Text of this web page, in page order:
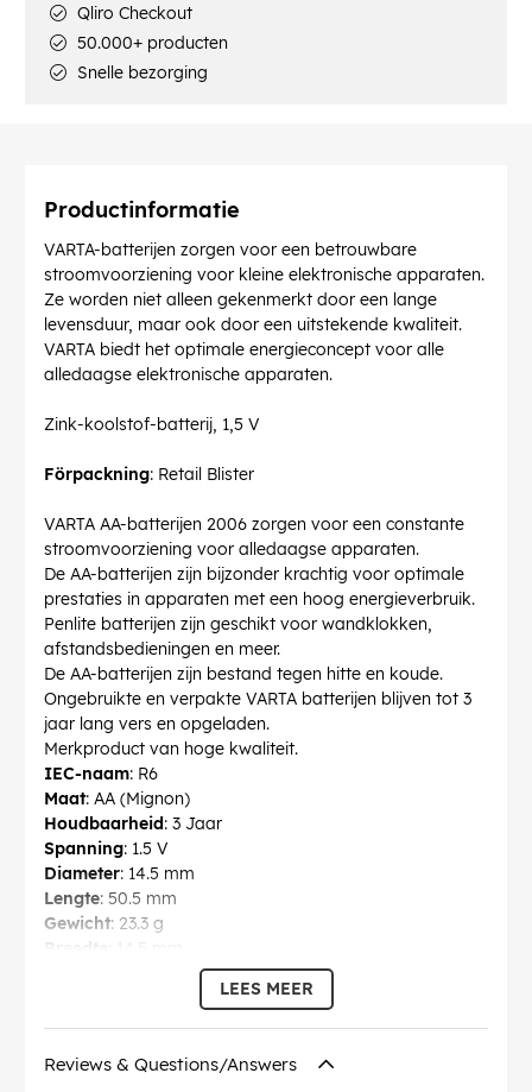
Qliro Checkout
50.000+ producten
Snelle bezorging
Productinformatie
VARTA-batterijen zorgen voor een betrouwbare
stroomvoorziening voor kleine elektronische apparaten.
Ze worden niet alleen gekenmerkt door een lange
levensduur, maar ook door een uitstekende kwaliteit.
VARTA biedt het optimale energieconcept voor alle
alledaagse elektronische apparaten.
Zink-koolstof-batterij, 1,5 V
Förpackning: Retail Blister
VARTA AA-batterijen 2006 zorgen voor een constante
stroomvoorziening voor alledaagse apparaten.
De AA-batterijen zijn bijzonder krachtig voor optimale
prestaties in apparaten met een hoog energieverbruik.
Penlite batterijen zijn geschikt voor wandklokken,
afstandsbedieningen en meer.
De AA-batterijen zijn bestand tegen hitte en koude.
Ongebruikte en verpakte VARTA batterijen blijven tot 3
jaar lang vers en opgeladen.
Merkproduct van hoge kwaliteit.
IEC-naam: R6
Maat: AA (Mignon)
Houdbaarheid: 3 Jaar
Spanning: 1.5 V
Diameter: 14.5 mm
Lengte: 50.5 mm
Gewicht: 23.3 g
Breedte
: 14.5 mm
Technologie: Zink-koolstof-batterij
LEES MEER
Reviews & Questions/Answers